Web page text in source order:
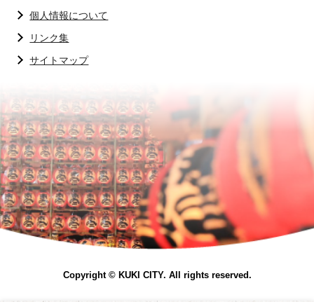
個人情報について
リンク集
サイトマップ
Copyright © KUKI CITY. All rights reserved.